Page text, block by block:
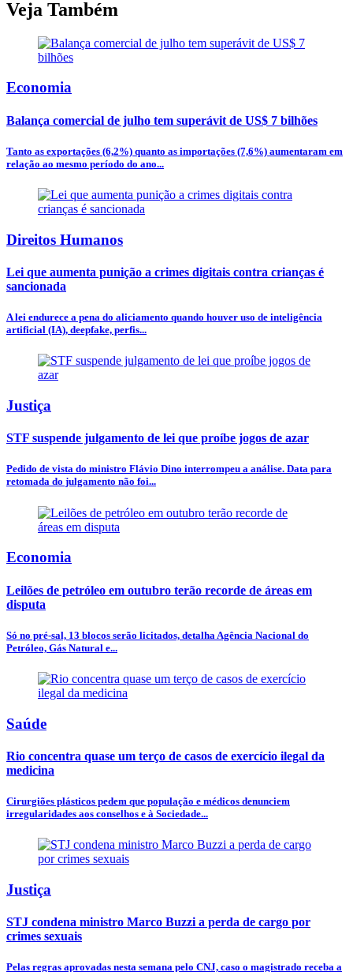
Veja Também
Economia
Balança comercial de julho tem superávit de US$ 7 bilhões
Tanto as exportações (6,2%) quanto as importações (7,6%) aumentaram em
relação ao mesmo período do ano...
Direitos Humanos
Lei que aumenta punição a crimes digitais contra crianças é
sancionada
A lei endurece a pena do aliciamento quando houver uso de inteligência
artificial (IA), deepfake, perfis...
Justiça
STF suspende julgamento de lei que proíbe jogos de azar
Pedido de vista do ministro Flávio Dino interrompeu a análise. Data para
retomada do julgamento não foi...
Economia
Leilões de petróleo em outubro terão recorde de áreas em
disputa
Só no pré-sal, 13 blocos serão licitados, detalha Agência Nacional do
Petróleo, Gás Natural e...
Saúde
Rio concentra quase um terço de casos de exercício ilegal da
medicina
Cirurgiões plásticos pedem que população e médicos denunciem
irregularidades aos conselhos e à Sociedade...
Justiça
STJ condena ministro Marco Buzzi a perda de cargo por
crimes sexuais
Pelas regras aprovadas nesta semana pelo CNJ, caso o magistrado receba a